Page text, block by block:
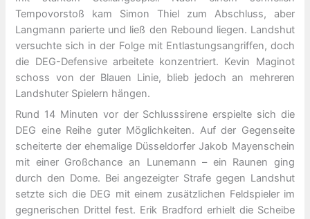
Tempovorstoß kam Simon Thiel zum Abschluss, aber
Langmann parierte und ließ den Rebound liegen. Landshut
versuchte sich in der Folge mit Entlastungsangriffen, doch
die DEG-Defensive arbeitete konzentriert. Kevin Maginot
schoss von der Blauen Linie, blieb jedoch an mehreren
Landshuter Spielern hängen.
Rund 14 Minuten vor der Schlusssirene erspielte sich die
DEG eine Reihe guter Möglichkeiten. Auf der Gegenseite
scheiterte der ehemalige Düsseldorfer Jakob Mayenschein
mit einer Großchance an Lunemann – ein Raunen ging
durch den Dome. Bei angezeigter Strafe gegen Landshut
setzte sich die DEG mit einem zusätzlichen Feldspieler im
gegnerischen Drittel fest. Erik Bradford erhielt die Scheibe